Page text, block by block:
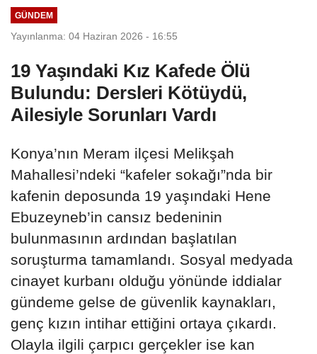
GÜNDEM
Yayınlanma: 04 Haziran 2026 - 16:55
19 Yaşındaki Kız Kafede Ölü
Bulundu: Dersleri Kötüydü,
Ailesiyle Sorunları Vardı
Konya’nın Meram ilçesi Melikşah
Mahallesi’ndeki “kafeler sokağı”nda bir
kafenin deposunda 19 yaşındaki Hene
Ebuzeyneb’in cansız bedeninin
bulunmasının ardından başlatılan
soruşturma tamamlandı. Sosyal medyada
cinayet kurbanı olduğu yönünde iddialar
gündeme gelse de güvenlik kaynakları,
genç kızın intihar ettiğini ortaya çıkardı.
Olayla ilgili çarpıcı gerçekler ise kan